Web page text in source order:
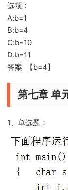
选项：
A:b=1
B:b=4
C:b=10
D:b=11
答案: 【b=4】
第七章 单
1、单选题：